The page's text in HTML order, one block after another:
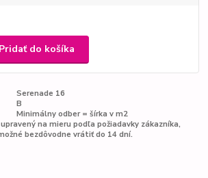
Pridať do košíka
Serenade 16
B
Minimálny odber = šírka v m2
na mieru podľa požiadavky zákazníka,
bezdôvodne vrátiť do 14 dní.